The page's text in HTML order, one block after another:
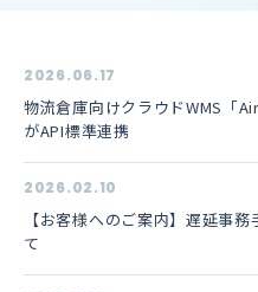
2026.06.17
物流倉庫向けクラウドWMS「
がAPI標準連携
2026.02.10
【お客様へのご案内】遅延事
て